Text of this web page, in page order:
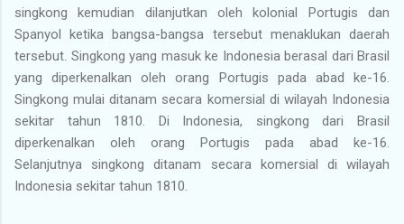
singkong kemudian dilanjutkan oleh kolonial Portugis dan
Spanyol ketika bangsa-bangsa tersebut menaklukan daerah
tersebut. Singkong yang masuk ke Indonesia berasal dari Brasil
yang diperkenalkan oleh orang Portugis pada abad ke-16.
Singkong mulai ditanam secara komersial di wilayah Indonesia
sekitar tahun 1810. Di Indonesia, singkong dari Brasil
diperkenalkan oleh orang Portugis pada abad ke-16.
Selanjutnya singkong ditanam secara komersial di wilayah
Indonesia sekitar tahun 1810.